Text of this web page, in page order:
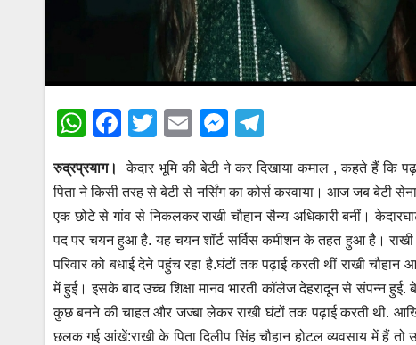
W
at
s
A
p
p
F
a
c
e
b
o
o
k
T
tt
er
E
m
ail
M
ss
e
n
g
er
e
gr
a
m
रुद्रप्रयाग।
केदार भूमि की बेटी ने कर दिखाया कमाल , कहते हैं कि
पिता ने किसी तरह से बेटी से नर्सिंग का कोर्स करवाया। आज जब बेटी
एक छोटे से गांव से निकलकर राखी चौहान सैन्य अधिकारी बनीं।
पद पर चयन हुआ है. यह चयन शॉर्ट सर्विस कमीशन के तहत हुआ है।
परिवार को बधाई देने पहुंच रहा है.घंटों तक पढ़ाई करती थीं राखी
में हुई। इसके बाद उच्च शिक्षा मानव भारती कॉलेज देहरादून से संपन्न हुई.
कुछ बनने की चाहत और जज्बा लेकर राखी घंटों तक पढ़ाई करती थी.
छलक गई आंखें:राखी के पिता दिलीप सिंह चौहान होटल व्यवसाय में हैं तो